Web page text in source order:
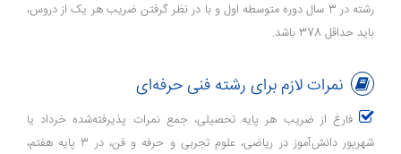
رشته در 3 سال دوره متوسطه اول و با در نظر گرفتن ضریب هر یک از دروس،
باید حداقل 378 باشد.
نمرات لازم برای رشته فنی حرفه‌ای
فارغ از ضریب هر پایه تحصیلی، جمع نمرات پذیرفته‌شده خرداد یا
شهریور دانش‌آموز در ریاضی، علوم تجربی و حرفه و فن، در 3 پایه هفتم،